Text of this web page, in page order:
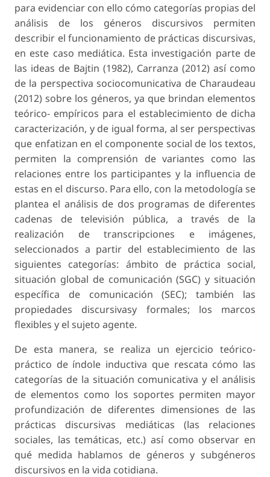
para evidenciar con ello cómo categorías propias del
análisis de los géneros discursivos permiten
describir el funcionamiento de prácticas discursivas,
en este caso mediática. Esta investigación parte de
las ideas de Bajtin (1982), Carranza (2012) así como
de la perspectiva sociocomunicativa de Charaudeau
(2012) sobre los géneros, ya que brindan elementos
teórico- empíricos para el establecimiento de dicha
caracterización, y de igual forma, al ser perspectivas
que enfatizan en el componente social de los textos,
permiten la comprensión de variantes como las
relaciones entre los participantes y la influencia de
estas en el discurso. Para ello, con la metodología se
plantea el análisis de dos programas de diferentes
cadenas de televisión pública, a través de la
realización de transcripciones e imágenes,
seleccionados a partir del establecimiento de las
siguientes categorías: ámbito de práctica social,
situación global de comunicación (SGC) y situación
específica de comunicación (SEC); también las
propiedades discursivasy formales; los marcos
flexibles y el sujeto agente.
De esta manera, se realiza un ejercicio teórico-
práctico de índole inductiva que rescata cómo las
categorías de la situación comunicativa y el análisis
de elementos como los soportes permiten mayor
profundización de diferentes dimensiones de las
prácticas discursivas mediáticas (las relaciones
sociales, las temáticas, etc.) así como observar en
qué medida hablamos de géneros y subgéneros
discursivos en la vida cotidiana.